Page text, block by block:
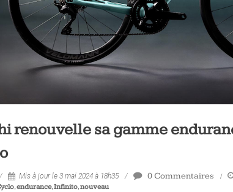
renouvelle sa gamme
Mis à jour le 3 mai 2024 à 18h35 0 Commentaires
,endurance,Infinito,nouveau